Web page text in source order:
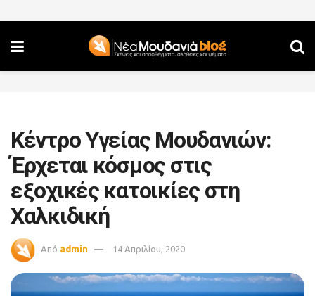
Κέντρο Υγείας Μουδανιών:
Έρχεται κόσμος στις
εξοχικές κατοικίες στη
Χαλκιδική
Από admin 14 Απριλίου, 2020